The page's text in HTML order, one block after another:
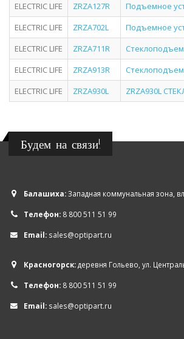
ELECTRIC LIFE
ZRZA127R
Подъемное
ELECTRIC LIFE
ZRZA702L
Подъемное
ELECTRIC LIFE
ZRZA711R
ELECTRIC LIFE
ZRZA913R
ELECTRIC LIFE
ZRZA930L ZRZA930L
Будем на связи!
Балашиха:Западная коммунальная зона,
Телефон: 8 800 511 51 99
Email: sales@optipart.ru
Красногорск:деревня Гольево, ул.
Телефон: 8 800 511 51 99
Email: sales@optipart.ru